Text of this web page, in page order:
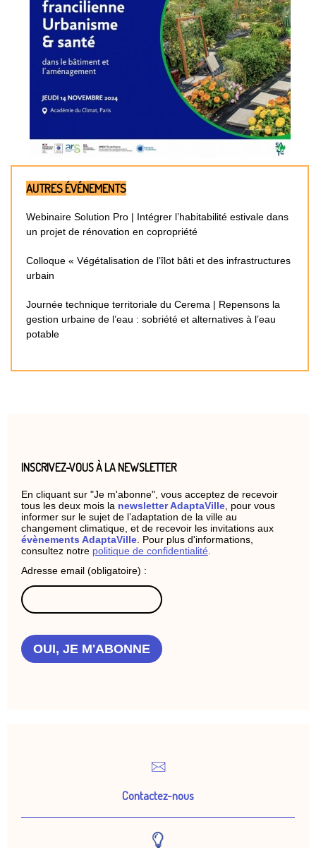
AUTRES ÉVÉNEMENTS
Webinaire Solution Pro | Intégrer l’habitabilité estivale dans
un projet de rénovation en copropriété
Colloque « Végétalisation de l’îlot bâti et des infrastructures
urbain
Journée technique territoriale du Cerema | Repensons la
gestion urbaine de l’eau : sobriété et alternatives à l’eau
potable
INSCRIVEZ-VOUS À LA NEWSLETTER
En cliquant sur "Je m'abonne", vous acceptez de recevoir
tous les deux mois la newsletter AdaptaVille , pour vous
informer sur le sujet de l’adaptation de la ville au
changement climatique, et de recevoir les invitations aux
évènements AdaptaVille . Pour plus d'informations,
consultez notre politique de confidentialité
Adresse email (obligatoire) :
OUI, JE M'ABONNE
Contactez-nous